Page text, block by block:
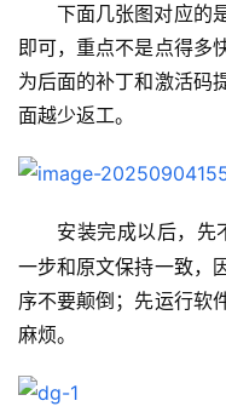
M
a
下面几张图对应的
即可，重点不是点得多
为后面的补丁和激活码
面越少返工。
安装完成以后，先
一步和原文保持一致，
序不要颠倒；先运行软
麻烦。